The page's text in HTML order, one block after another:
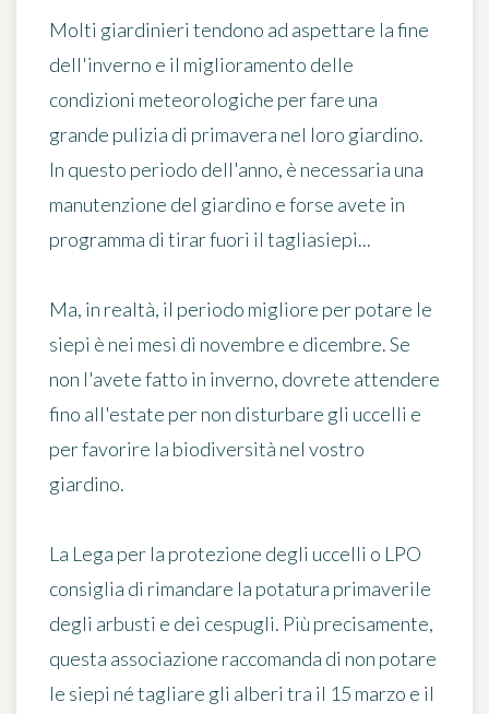
Molti giardinieri tendono ad aspettare la fine
dell'inverno e il miglioramento delle
condizioni meteorologiche per fare una
grande pulizia di primavera nel loro giardino.
In questo periodo dell'anno, è necessaria una
manutenzione del giardino e forse avete in
programma di tirar fuori il tagliasiepi...
Ma, in realtà, il periodo migliore per potare le
siepi è nei mesi di novembre e dicembre. Se
non l'avete fatto in inverno, dovrete attendere
fino all'estate per non disturbare gli uccelli e
per favorire la biodiversità nel vostro
giardino.
La Lega per la protezione degli uccelli o LPO
consiglia di rimandare la potatura primaverile
degli arbusti e dei cespugli. Più precisamente,
questa associazione raccomanda di non potare
le siepi né tagliare gli alberi tra il 15 marzo e il